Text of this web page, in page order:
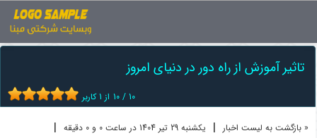
تاثیر آموزش از راه دور در دنیای امروز
تاثیر آموزش از راه دور در دنیای امروز
10 / 10 از 1کاربر
« بازگشت به لیست اخبار | یکشنبه 29 تير 1404 در ساعت 0 و 0 دقیقه |